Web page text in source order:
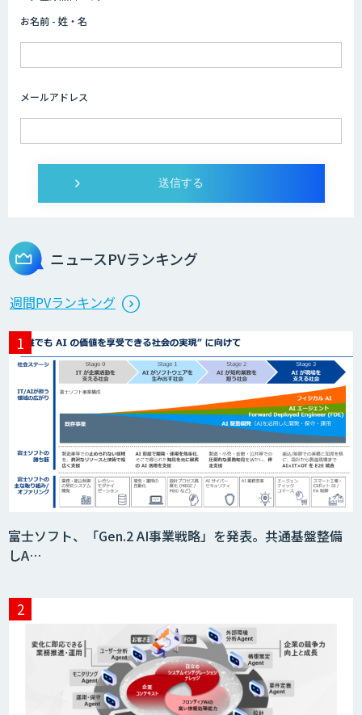
お名前 - 姓・名
メールアドレス
ニュースPVランキング
週間PVランキング
富士ソフト、「Gen.2 AI事業戦略」を発表。共通基盤整備
しA…